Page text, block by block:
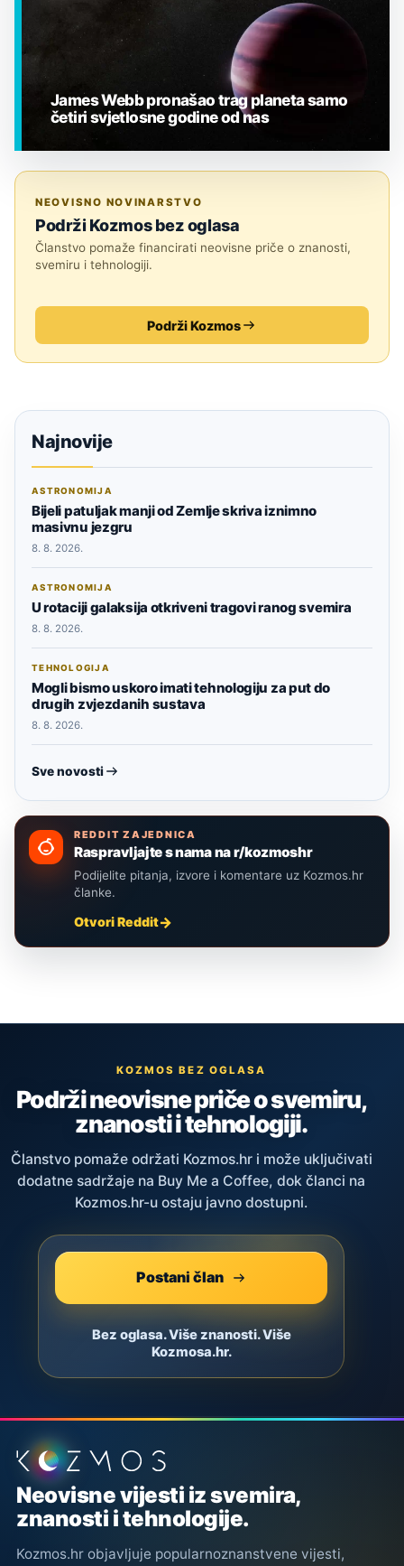
James Webb pronašao trag planeta samo
četiri svjetlosne godine od nas
NEOVISNO NOVINARSTVO
Podrži Kozmos bez oglasa
Članstvo pomaže financirati neovisne priče o znanosti,
svemiru i tehnologiji.
Podrži Kozmos
Najnovije
ASTRONOMIJA
Bijeli patuljak manji od Zemlje skriva iznimno
masivnu jezgru
8. 8. 2026.
ASTRONOMIJA
U rotaciji galaksija otkriveni tragovi ranog svemira
8. 8. 2026.
TEHNOLOGIJA
Mogli bismo uskoro imati tehnologiju za put do
drugih zvjezdanih sustava
8. 8. 2026.
Sve novosti
REDDIT ZAJEDNICA
Raspravljajte s nama na r/kozmoshr
Podijelite pitanja, izvore i komentare uz Kozmos.hr
članke.
Otvori Reddit
KOZMOS BEZ OGLASA
Podrži neovisne priče o svemiru,
znanosti i tehnologiji.
Članstvo pomaže održati Kozmos.hr i može uključivati
dodatne sadržaje na Buy Me a Coffee, dok članci na
Kozmos.hr-u ostaju javno dostupni.
Postani član
Bez oglasa. Više znanosti. Više
Kozmosa.hr.
Podnožje stranice
Neovisne vijesti iz svemira,
znanosti i tehnologije.
Kozmos.hr objavljuje popularnoznanstvene vijesti,